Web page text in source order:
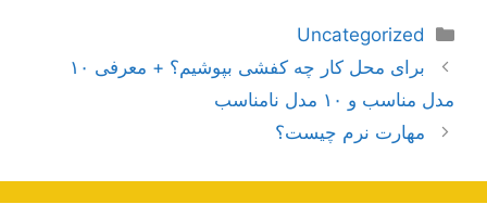
دسته‌ها
Uncategorized
ناوبری
نوشته‌ها
برای محل کار چه کفشی بپوشیم؟ + معرفی ۱۰
مدل مناسب و ۱۰ مدل نامناسب
مهارت نرم چیست؟